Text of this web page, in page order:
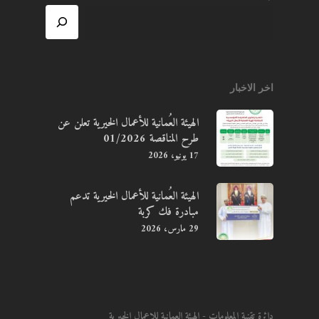
اخر الاخبار
الهيئة العُمانية للأعمال الخيرية تعلن عن
طرح المناقصة 01/2026
17 يونيو، 2026
الهيئة العُمانية للأعمال الخيرية تدعم
مبادرة فك كربة
29 مارس، 2026